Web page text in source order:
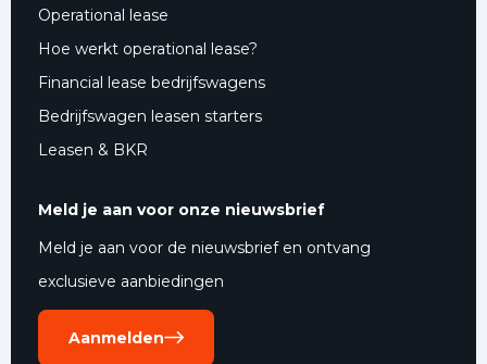
Operational lease
Hoe werkt operational lease?
Financial lease bedrijfswagens
Bedrijfswagen leasen starters
Leasen & BKR
Meld je aan voor onze nieuwsbrief
Meld je aan voor de nieuwsbrief en ontvang
exclusieve aanbiedingen
Aanmelden